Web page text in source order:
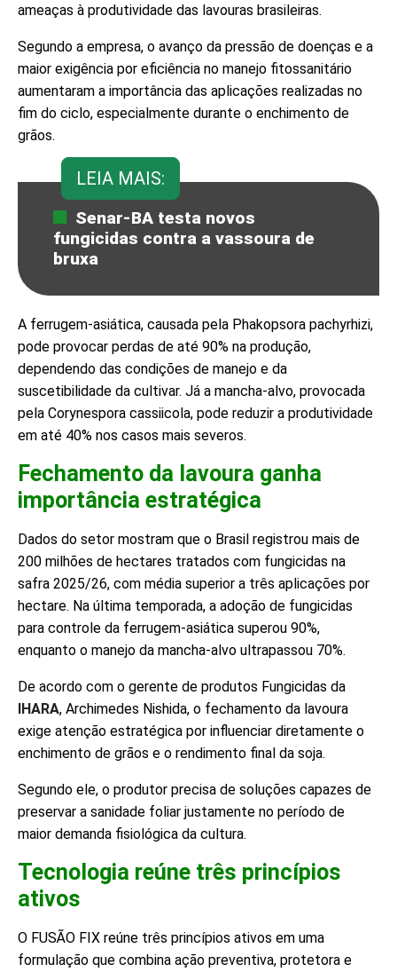
ameaças à produtividade das lavouras brasileiras.
Segundo a empresa, o avanço da pressão de doenças e a
maior exigência por eficiência no manejo fitossanitário
aumentaram a importância das aplicações realizadas no
fim do ciclo, especialmente durante o enchimento de
grãos.
LEIA MAIS:
Senar-BA testa novos
fungicidas contra a vassoura de
bruxa
A ferrugem-asiática, causada pela Phakopsora pachyrhizi,
pode provocar perdas de até 90% na produção,
dependendo das condições de manejo e da
suscetibilidade da cultivar. Já a mancha-alvo, provocada
pela Corynespora cassiicola, pode reduzir a produtividade
em até 40% nos casos mais severos.
Fechamento da lavoura ganha
importância estratégica
Dados do setor mostram que o Brasil registrou mais de
200 milhões de hectares tratados com fungicidas na
safra 2025/26, com média superior a três aplicações por
hectare. Na última temporada, a adoção de fungicidas
para controle da ferrugem-asiática superou 90%,
enquanto o manejo da mancha-alvo ultrapassou 70%.
De acordo com o gerente de produtos Fungicidas da
IHARA, Archimedes Nishida, o fechamento da lavoura
exige atenção estratégica por influenciar diretamente o
enchimento de grãos e o rendimento final da soja.
Segundo ele, o produtor precisa de soluções capazes de
preservar a sanidade foliar justamente no período de
maior demanda fisiológica da cultura.
Tecnologia reúne três princípios
ativos
O FUSÃO FIX reúne três princípios ativos em uma
formulação que combina ação preventiva, protetora e